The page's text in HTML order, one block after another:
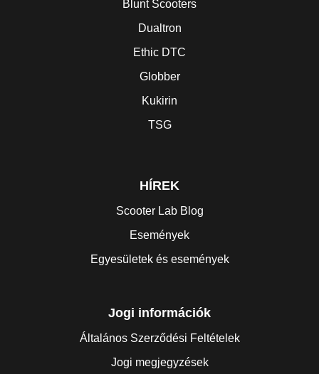
Blunt Scooters
Dualtron
Ethic DTC
Globber
Kukirin
TSG
HÍREK
Scooter Lab Blog
Események
Egyesületek és események
Jogi információk
Általános Szerződési Feltételek
Jogi megjegyzések